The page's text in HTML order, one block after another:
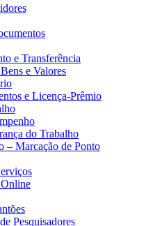
e Transferência
e Valores
e Licença-Prêmio
do Trabalho
– Marcação de Ponto
Pesquisadores